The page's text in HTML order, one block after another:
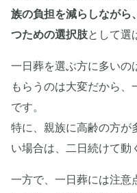
族の負担を減らしながら
つための選択肢として選
一日葬を選ぶ方に多いの
もらうのは大変だから
です。
特に、親族に高齢の方が
い場合は、二日続けて動
一方で、一日葬には注意